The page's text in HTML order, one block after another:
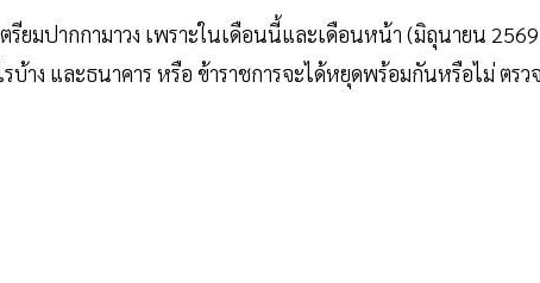
รียมปากกามาวง เพราะในเดือนนี้และเดือนหน้า (มิถุนายน
าง และธนาคาร หรือ ข้าราชการจะได้หยุดพร้อมกันหรือไม่ ตรว